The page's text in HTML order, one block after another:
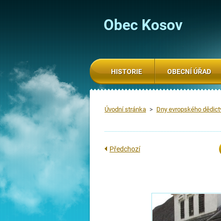
Obec Kosov
Úvodní stránka > Dny evropského
Předchozí
HISTORIE OBECNÍ ÚŘAD